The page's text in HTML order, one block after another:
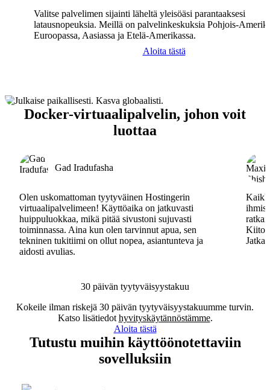
Valitse palvelimen sijainti läheltä yleisöäsi parantaaksesi
latausnopeuksia. Meillä on palvelinkeskuksia Pohjois-
Euroopassa, Aasiassa ja Etelä-Amerikassa.
Aloita tästä
Docker-virtuaalipalvelin, johon voit
luottaa
Gad Iradufasha
Olen uskomattoman tyytyväinen Hostingerin
virtuaalipalvelimeen! Käyttöaika on jatkuvasti
huippuluokkaa, mikä pitää sivustoni sujuvasti
toiminnassa. Aina kun olen tarvinnut apua, sen
tekninen tukitiimi on ollut nopea, asiantunteva ja
aidosti avulias.
Kiitos
30 päivän tyytyväisyystakuu
Kokeile ilman riskejä 30 päivän tyytyväisyystakuumme turvin.
Katso lisätiedot hyvityskäytännöstämme.
Aloita tästä
Tutustu muihin käyttöönotettaviin
sovelluksiin